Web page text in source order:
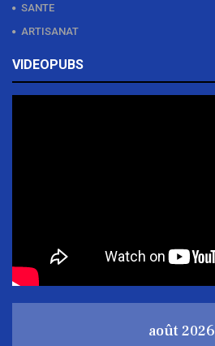
SANTE
ARTISANAT
VIDEOPUBS
août 2026